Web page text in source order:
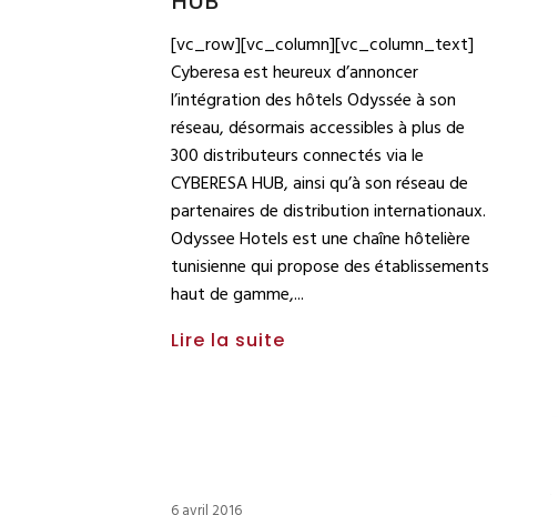
[vc_row][vc_column][vc_column_text]
Cyberesa est heureux d’annoncer
l’intégration des hôtels Odyssée à son
réseau, désormais accessibles à plus de
300 distributeurs connectés via le
CYBERESA HUB, ainsi qu’à son réseau de
partenaires de distribution internationaux.
Odyssee Hotels est une chaîne hôtelière
tunisienne qui propose des établissements
haut de gamme,
Lire la suite